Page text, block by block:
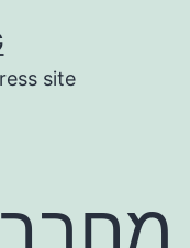
site